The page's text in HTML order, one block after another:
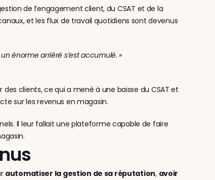
de l’engagement client, du CSAT et de la
et les flux de travail quotidiens sont devenus
énorme arriéré s’est accumulé. »
clients, ce qui a mené à une baisse du CSAT et
sur les revenus en magasin.
Il leur fallait une plateforme capable de faire
automatiser la gestion de sa réputation, avoir